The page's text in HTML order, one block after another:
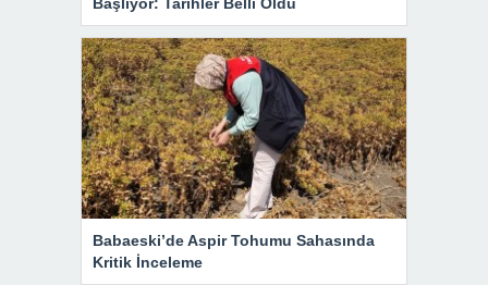
Babaeski’de Aspir Tohumu Sahasında
Kritik İnceleme